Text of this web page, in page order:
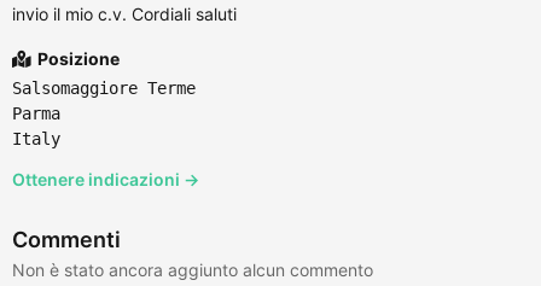
invio il mio c.v. Cordiali saluti
Posizione
Salsomaggiore Terme
Parma
Italy
Ottenere indicazioni →
Commenti
Non è stato ancora aggiunto alcun commento